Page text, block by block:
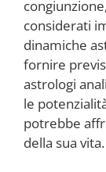
considerati
dinamiche
fornire
astrologi
le
potrebbe
della sua vita.